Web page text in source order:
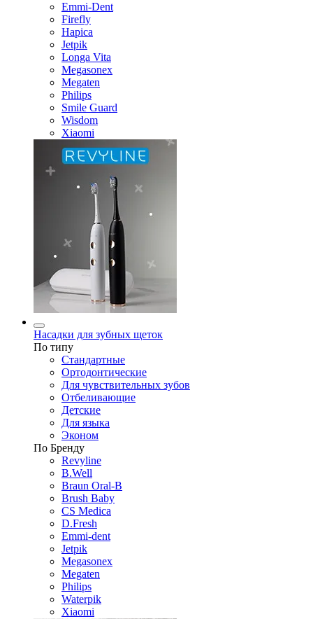
Emmi-Dent
Firefly
Hapica
Jetpik
Longa Vita
Megasonex
Megaten
Philips
Smile Guard
Wisdom
Xiaomi
Насадки для зубных щеток
По типу
Стандартные
Ортодонтические
Для чувствительных зубов
Отбеливающие
Детские
Для языка
Эконом
По Бренду
Revyline
B.Well
Braun Oral-B
Brush Baby
CS Medica
D.Fresh
Emmi-dent
Jetpik
Megasonex
Megaten
Philips
Waterpik
Xiaomi